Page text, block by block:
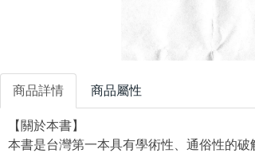
商品詳情 商品屬性
【關於本書】
本書是台灣第一本具有學術性、通俗性的破